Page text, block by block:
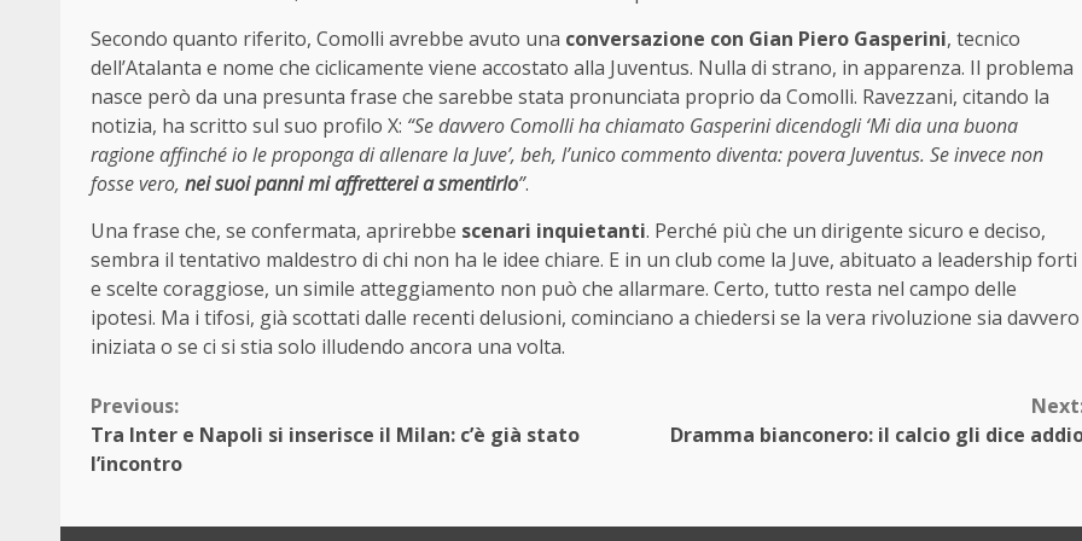
Secondo quanto riferito, Comolli avrebbe avuto una conversazione con Gian Piero Gasperini, tecnico
dell’Atalanta e nome che ciclicamente viene accostato alla Juventus. Nulla di strano, in apparenza. Il problema
nasce però da una presunta frase che sarebbe stata pronunciata proprio da Comolli. Ravezzani, citando la
notizia, ha scritto sul suo profilo X: “Se davvero Comolli ha chiamato Gasperini dicendogli ‘Mi dia una buona
ragione affinché io le proponga di allenare la Juve’, beh, l’unico commento diventa: povera Juventus. Se invece non
fosse vero, nei suoi panni mi affretterei a smentirlo”.
Una frase che, se confermata, aprirebbe scenari inquietanti. Perché più che un dirigente sicuro e deciso,
sembra il tentativo maldestro di chi non ha le idee chiare. E in un club come la Juve, abituato a leadership forti
e scelte coraggiose, un simile atteggiamento non può che allarmare. Certo, tutto resta nel campo delle
ipotesi. Ma i tifosi, già scottati dalle recenti delusioni, cominciano a chiedersi se la vera rivoluzione sia davvero
iniziata o se ci si stia solo illudendo ancora una volta.
Continue
Reading
Previous:
Tra Inter e Napoli si inserisce il Milan: c’è già stato
l’incontro
Dramma bianconero: il calcio gli dice